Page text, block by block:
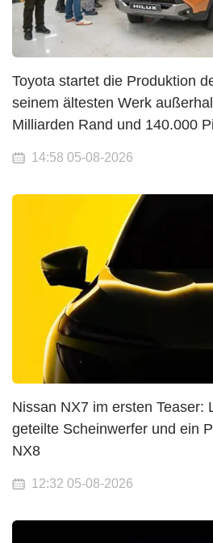
Toyota startet die Produktion
seinem ältesten Werk
Milliarden Rand und 140.000
14:58 05-08-2026
Nissan NX7 im ersten Teaser:
geteilte Scheinwerfer und ein
NX8
12:32 05-08-2026